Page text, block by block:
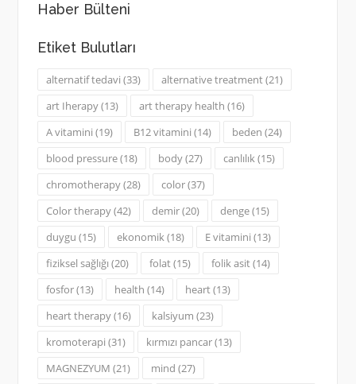
Haber Bülteni
Etiket Bulutları
alternatif tedavi (33) alternative treatment(21)
art Iherapy(13) art therapy health (16)
A vitamini (19) B12 vitamini (14) beden (24)
blood pressure(18) body(27) canlılık(15)
chromotherapy(28) color(37)
Color therapy(42) demir(20) denge(15)
duygu (15) ekonomik(18) E vitamini (13)
fiziksel sağlığı (20) folat(15) folik asit(14)
fosfor(13) health (14) heart(13)
heart therapy(16) kalsiyum (23)
kromoterapi (31) kırmızı pancar(13)
MAGNEZYUM (21) mind (27)